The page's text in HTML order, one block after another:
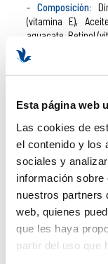
Esta página web
Las cookies de
el contenido y los
sociales y
información sobre
nuestros partners
web, quienes
que les haya
partir del uso que
Composición:
(vitamina E),
aguacate, Retinol
Klapp ASA Peeles
combatir y poner
piel. Todos ellos
transparencia
espesor de la
Klapp ASA Peel
Buque insignia de
piel cansada,